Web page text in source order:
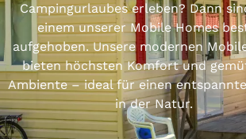
Campingurlaubes erleben? Dann
einem unserer Mobile Homes
aufgehoben. Unsere modernen
bieten höchsten Komfort und
Ambiente – ideal für einen